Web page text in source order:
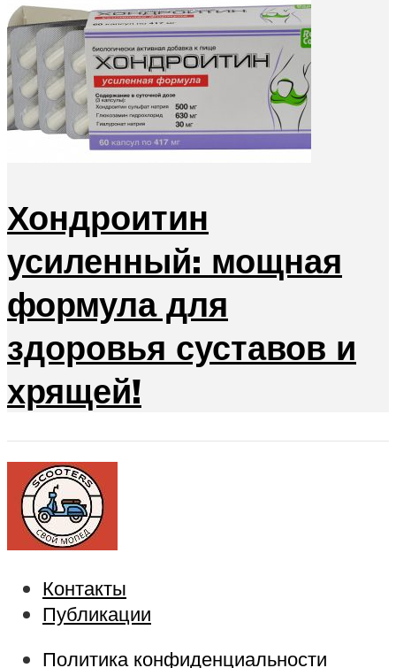
Хондроитин
усиленный: мощная
формула для
здоровья суставов и
хрящей!
Контакты
Публикации
Политика конфиденциальности